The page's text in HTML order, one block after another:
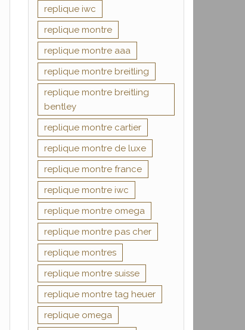
replique iwc
replique montre
replique montre aaa
replique montre breitling
replique montre breitling
bentley
replique montre cartier
replique montre de luxe
replique montre france
replique montre iwc
replique montre omega
replique montre pas cher
replique montres
replique montre suisse
replique montre tag heuer
replique omega